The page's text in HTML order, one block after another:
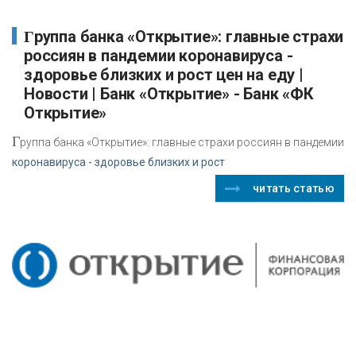
Группа банка «Открытие»: главные страхи
россиян в пандемии коронавируса -
здоровье близких и рост цен на еду |
Новости | Банк «Открытие» - Банк «ФК
Открытие»
Группа банка «Открытие»: главные страхи россиян в пандемии
коронавируса - здоровье близких и рост
читать статью